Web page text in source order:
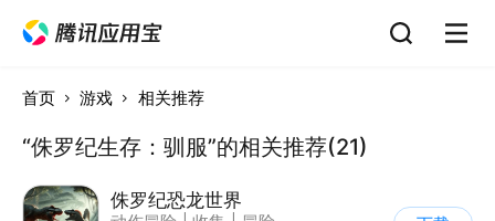
首页 游戏 相关推荐
“侏罗纪生存：驯服”的相关推荐(21)
侏罗纪恐龙世界